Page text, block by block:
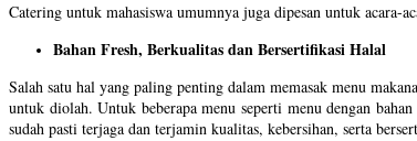
Catering untuk mahasiswa umumnya juga dipesan untuk acara-
Bahan Fresh, Berkualitas dan Bersertifikasi Halal
Salah satu hal yang paling penting dalam memasak menu
untuk diolah. Untuk beberapa menu seperti menu dengan
sudah pasti terjaga dan terjamin kualitas, kebersihan, serta